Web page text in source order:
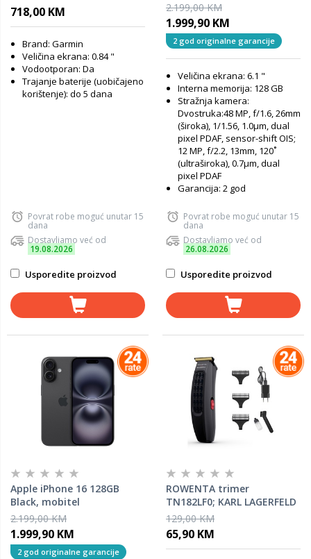
purpurnim kožnim
remenom, 010-02839-03
718,00 KM
Brand: Garmin
Veličina ekrana: 0.84 "
Vodootporan: Da
Trajanje baterije (uobičajeno
korištenje): do 5 dana
Povrat robe moguć unutar 15
dana
Dostavljamo već od
19.08.2026
Usporedite proizvod
2.199,00 KM
1.999,90 KM
2 god originalne garancije
Veličina ekrana: 6.1 "
Interna memorija: 128 GB
Stražnja kamera:
Dvostruka:48 MP, f/1.6, 26mm
(široka), 1/1.56, 1.0µm, dual
pixel PDAF, sensor-shift OIS;
12 MP, f/2.2, 13mm, 120˚
(ultraširoka), 0.7µm, dual
pixel PDAF
Garancija: 2 god
Povrat robe moguć unutar 15
dana
Dostavljamo već od
26.08.2026
Usporedite proizvod
Apple iPhone 16 128GB
Black, mobitel
2.199,00 KM
1.999,90 KM
2 god originalne garancije
ROWENTA trimer
TN182LF0; KARL LAGERFELD
Cut & Style; LED indikator;
do 90 min; vodootporan
129,00 KM
65,90 KM